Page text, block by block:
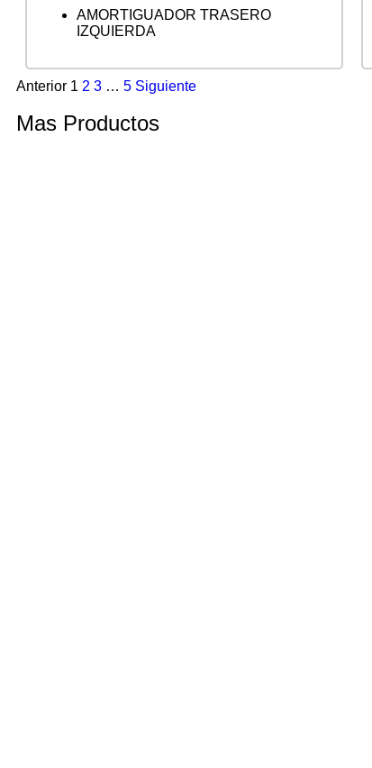
AMORTIGUADOR TRASERO
IZQUIERDA
Anterior 1 2 3 … 5 Siguiente
Mas Productos